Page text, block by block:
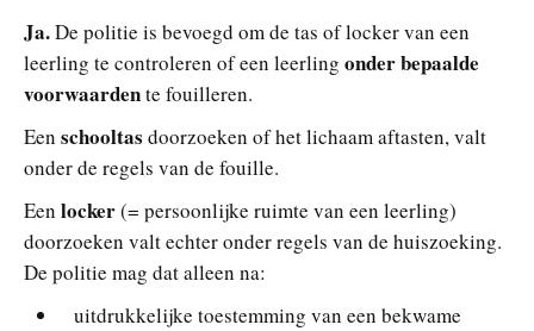
Ja.De politie is bevoegd om de tas of locker van een
leerling te controleren of een leerling onder bepaalde
voorwaardente fouilleren.
Een schooltas doorzoeken of het lichaam aftasten, valt
onder de regels van de fouille.
Een locker(= persoonlijke ruimte van een leerling)
doorzoeken valt echter onder regels van de huiszoeking.
De politie mag dat alleen na:
uitdrukkelijke toestemming van een bekwame